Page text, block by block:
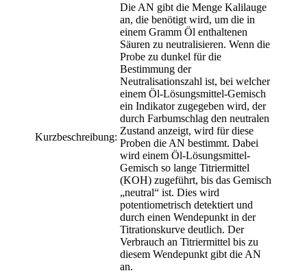
Kurzbeschreibung:
Die AN gibt die Menge Kalilauge
an, die benötigt wird, um die in
einem Gramm Öl enthaltenen
Säuren zu neutralisieren. Wenn die
Probe zu dunkel für die
Bestimmung der
Neutralisationszahl ist, bei welcher
einem Öl-Lösungsmittel-Gemisch
ein Indikator zugegeben wird, der
durch Farbumschlag den neutralen
Zustand anzeigt, wird für diese
Proben die AN bestimmt. Dabei
wird einem Öl-Lösungsmittel-
Gemisch so lange Titriermittel
(KOH) zugeführt, bis das Gemisch
„neutral“ ist. Dies wird
potentiometrisch detektiert und
durch einen Wendepunkt in der
Titrationskurve deutlich. Der
Verbrauch an Titriermittel bis zu
diesem Wendepunkt gibt die AN
an.